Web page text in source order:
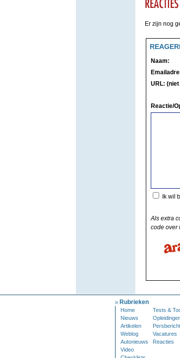
Er zijn nog
Naam:
URL:
Reactie/
Ik wil
Als extra
code over
Rubrieken
Home
Tests &
Nieuws
Artikelen
Weblog
Vacatures
Autonieuws
Reacties
Video